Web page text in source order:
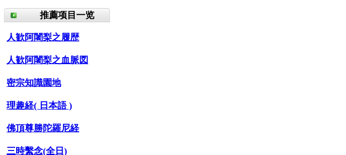
推薦项目一览
人歓阿闍梨之履歴
人歓阿闍梨之血脈図
密宗知識園地
理趣経( 日本語 )
佛頂尊勝陀羅尼経
三時繫念(全日)